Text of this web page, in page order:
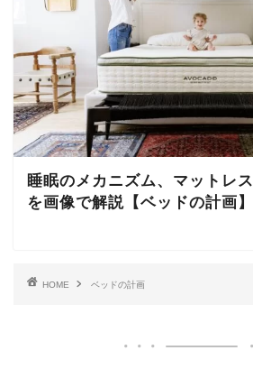
睡眠のメカニズム、マットレ
を画像で解説【ベッドの計画】
HOME ベッドの計画